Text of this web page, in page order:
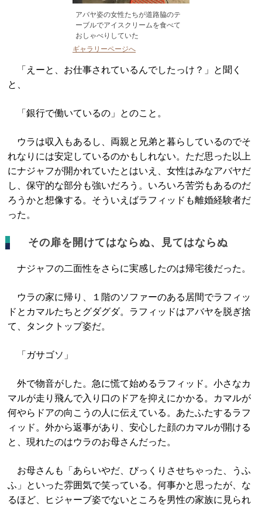
アバヤ姿の女性たちが道路脇のテ
ーブルでアイスクリームを食べて
おしゃべりしていた
ギャラリーページへ
「えーと、お仕事されているんでしたっけ？」と聞く
と、
「銀行で働いているの」とのこと。
ウラは収入もあるし、両親と兄弟と暮らしているのでそ
れなりには安定しているのかもしれない。ただ思った以上
にナジャフが開かれていたとはいえ、女性はみなアバヤだ
し、保守的な部分も強いだろう。いろいろ苦労もあるのだ
ろうかと想像する。そういえばラフィッドも離婚経験者だ
った。
その扉を開けてはならぬ、見てはならぬ
ナジャフの二面性をさらに実感したのは帰宅後だった。
ウラの家に帰り、１階のソファーのある居間でラフィッ
ドとカマルたちとグダグダ。ラフィッドはアバヤを脱ぎ捨
て、タンクトップ姿だ。
「ガサゴソ」
外で物音がした。急に慌て始めるラフィッド。小さなカ
マルが走り飛んで入り口のドアを抑えにかかる。カマルが
何やらドアの向こうの人に伝えている。あたふたするラフ
ィッド。外から返事があり、安心した顔のカマルが開ける
と、現れたのはウラのお母さんだった。
お母さんも「あらいやだ、びっくりさせちゃった、うふ
ふ」といった雰囲気で笑っている。何事かと思ったが、な
るほど、ヒジャーブ姿でないところを男性の家族に見られ